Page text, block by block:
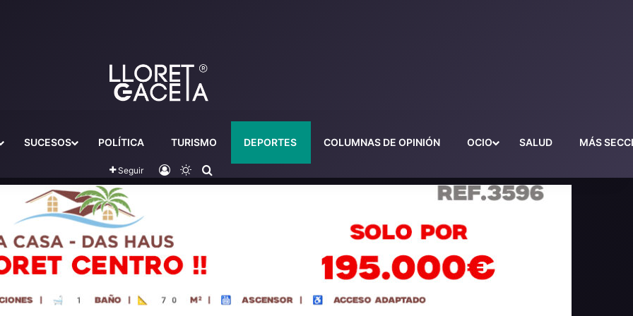
SUCESOS POLÍTICA TURISMO DEPORTES COLUMNAS DE OPINIÓN OCIO SALUD MÁS
Seguir Iniciar sesión
Switch skin